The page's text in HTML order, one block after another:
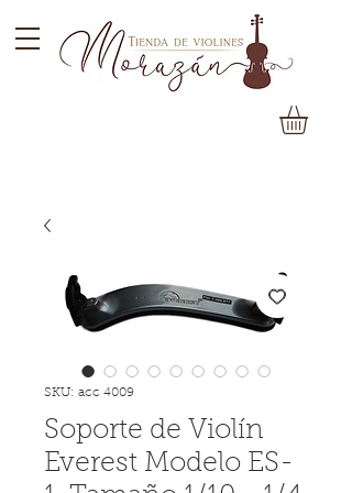
SKU: acc 4009
Soporte de Violín
Everest Modelo ES-